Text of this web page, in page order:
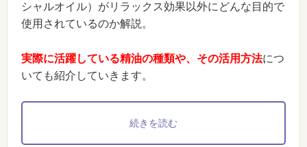
シャルオイル）がリラックス効果以外にどんな目的で
使用されているのか解説。
実際に活躍している精油の種類や、その活用方法につ
いても紹介していきます。
続きを読む